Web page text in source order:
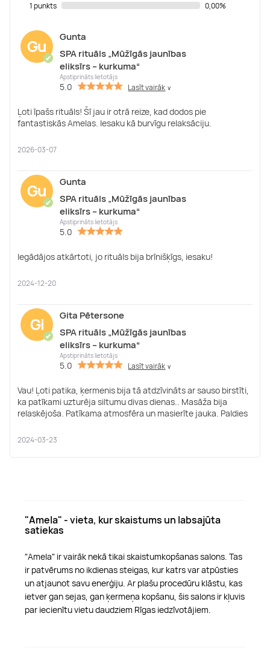
1 punkts
0,00%
Gu
✔
Gunta
SPA rituāls „Mūžīgās jaunības
eliksīrs – kurkuma“
Apstiprināts lietotājs
5.0 Lasīt vairāk ∨
Ļoti īpašs rituāls! Šī jau ir otrā reize, kad dodos pie
fantastiskās Amelas. Iesaku kā burvīgu relaksāciju.
2026-03-07
Gu
✔
Gunta
SPA rituāls „Mūžīgās jaunības
eliksīrs – kurkuma“
Apstiprināts lietotājs
5.0
Iegādājos atkārtoti, jo rituāls bija brīnišķīgs, iesaku!
2024-12-20
Gi
✔
Gita Pētersone
SPA rituāls „Mūžīgās jaunības
eliksīrs – kurkuma“
Apstiprināts lietotājs
5.0 Lasīt vairāk ∨
Vau! Ļoti patika, ķermenis bija tā atdzīvināts ar sauso birstīti,
ka patīkami uzturēja siltumu divas dienas.. Masāža bija
relaskējoša. Patīkama atmosfēra un masierīte jauka. Paldies
2024-03-23
"Amela" - vieta, kur skaistums un labsajūta
satiekas
"Amela" ir vairāk nekā tikai skaistumkopšanas salons. Tas
ir patvērums no ikdienas steigas, kur katrs var atpūsties
un atjaunot savu enerģiju. Ar plašu procedūru klāstu, kas
ietver gan sejas, gan ķermeņa kopšanu, šis salons ir kļuvis
par iecienītu vietu daudziem Rīgas iedzīvotājiem.